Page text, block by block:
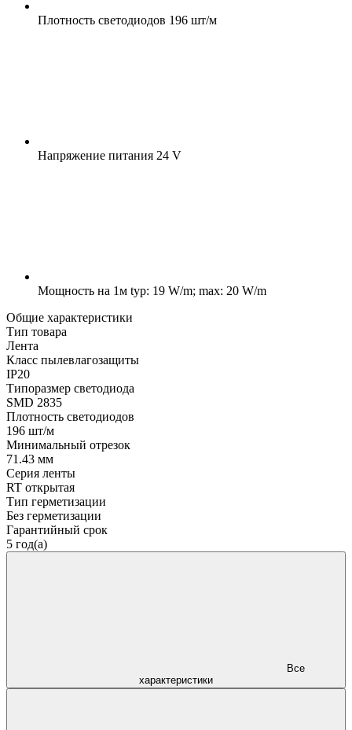
Плотность светодиодов 196 шт/м
Напряжение питания 24 V
Мощность на 1м typ: 19 W/m; max: 20 W/m
Общие характеристики
Тип товара
Лента
Класс пылевлагозащиты
IP20
Типоразмер светодиода
SMD 2835
Плотность светодиодов
196 шт/м
Минимальный отрезок
71.43 мм
Серия ленты
RT открытая
Тип герметизации
Без герметизации
Гарантийный срок
5 год(а)
характеристики